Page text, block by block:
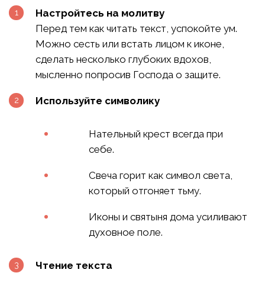
Настройтесь на молитву
Перед тем как читать текст, успокойте ум.
Можно сесть или встать лицом к иконе,
сделать несколько глубоких вдохов,
мысленно попросив Господа о защите.
Используйте символику
Нательный крест всегда при
себе.
Свеча горит как символ света,
который отгоняет тьму.
Иконы и святыня дома усиливают
духовное поле.
Чтение текста